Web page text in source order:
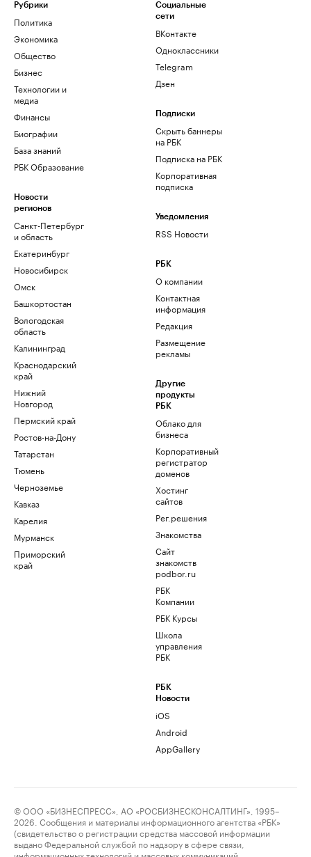
Рубрики
Политика
Экономика
Общество
Бизнес
Технологии и
медиа
Финансы
Биографии
База знаний
РБК Образование
Новости
регионов
Санкт-Петербург
и область
Екатеринбург
Новосибирск
Омск
Башкортостан
Вологодская
область
Калининград
Краснодарский
край
Нижний
Новгород
Пермский край
Ростов-на-Дону
Татарстан
Тюмень
Черноземье
Кавказ
Карелия
Мурманск
Приморский
край
Социальные
сети
ВКонтакте
Одноклассники
Telegram
Дзен
Подписки
Скрыть баннеры
на РБК
Подписка на РБК
Корпоративная
подписка
Уведомления
RSS Новости
РБК
О компании
Контактная
информация
Редакция
Размещение
рекламы
Другие
продукты
РБК
Облако для
бизнеса
Корпоративный
регистратор
доменов
Хостинг
сайтов
Рег.решения
Знакомства
Сайт
знакомств
podbor.ru
РБК
Компании
РБК Курсы
Школа
управления
РБК
РБК
Новости
iOS
Android
AppGallery
© ООО «БИЗНЕСПРЕСС», АО «РОСБИЗНЕСКОНСАЛТИНГ», 1995–
2026. Сообщения и материалы информационного агентства «РБК»
(свидетельство о регистрации средства массовой информации
выдано Федеральной службой по надзору в сфере связи,